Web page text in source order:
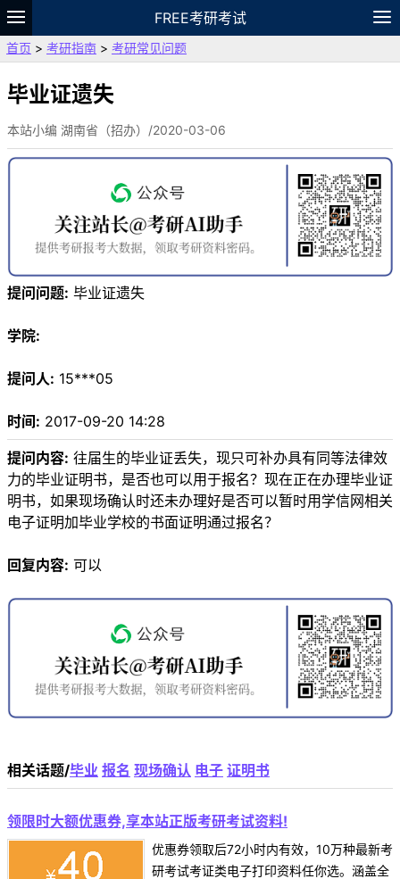
FREE考研考试
题库
故事 专题 APP
VIP
资料
首页 > 考研指南 > 考研常见问题
毕业证遗失
本站小编 湖南省（招办）/2020-03-06
提问问题: 毕业证遗失
学院:
提问人: 15***05
时间: 2017-09-20 14:28
提问内容: 往届生的毕业证丢失，现只可补办具有同等法律效
力的毕业证明书，是否也可以用于报名？现在正在办理毕业证
明书，如果现场确认时还未办理好是否可以暂时用学信网相关
电子证明加毕业学校的书面证明通过报名？
回复内容: 可以
相关话题/毕业 报名 现场确认 电子 证明书
领限时大额优惠券,享本站正版考研考试资料!
优惠券领取后72小时内有效，10万种最新考
研考试考证类电子打印资料任你选。涵盖全